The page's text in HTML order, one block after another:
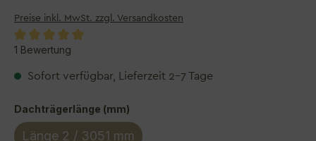
Preise inkl. MwSt. zzgl. Versandkosten
Durchschnittliche Bewertung von 5 von 5
1 Bewertung
Sofort verfügbar, Lieferzeit 2–7 Tage
Dachträgerlänge (mm)
Länge 2 / 3051 mm